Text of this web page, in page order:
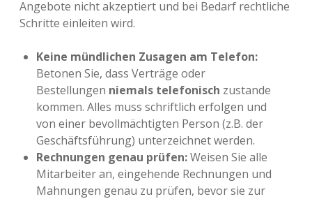
Angebote nicht akzeptiert und bei Bedarf rechtliche
Schritte einleiten wird.
Keine mündlichen Zusagen am Telefon:
Betonen Sie, dass Verträge oder
Bestellungen niemals telefonisch zustande
kommen. Alles muss schriftlich erfolgen und
von einer bevollmächtigten Person (z.B. der
Geschäftsführung) unterzeichnet werden.
Rechnungen genau prüfen:Weisen Sie alle
Mitarbeiter an, eingehende Rechnungen und
Mahnungen genau zu prüfen, bevor sie zur